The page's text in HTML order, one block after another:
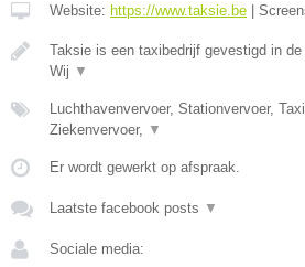
Website: https://www.taksie.be |
Taksie is een taxibedrijf gevestigd in de
Wij ▼
Luchthavenvervoer, Stationvervoer,
Ziekenvervoer,
▼
Er wordt gewerkt op afspraak.
Laatste facebook posts ▼
Sociale media: